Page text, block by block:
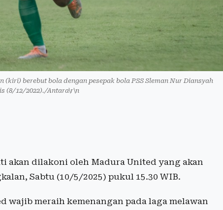
(kiri) berebut bola dengan pesepak bola PSS Sleman Nur Diansyah
(8/12/2022)./Antara\r\n
akan dilakoni oleh Madura United yang akan
Sabtu (10/5/2025) pukul 15.30 WIB.
wajib meraih kemenangan pada laga melawan